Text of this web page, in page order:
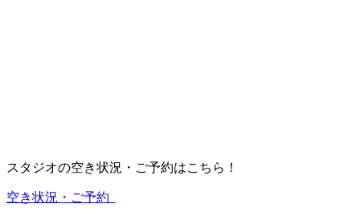
スタジオの空き状況・ご予約はこちら！
空き状況・ご予約